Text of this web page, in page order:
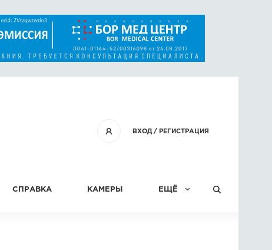
ВХОД/ РЕГИСТРАЦИЯ
СПРАВКА КАМЕРЫ ЕЩЁ